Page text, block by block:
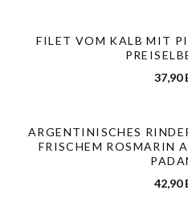
FILET VOM KALB MIT
37,90
ARGENTINISCHES
FRISCHEM ROSMARIN
42,90